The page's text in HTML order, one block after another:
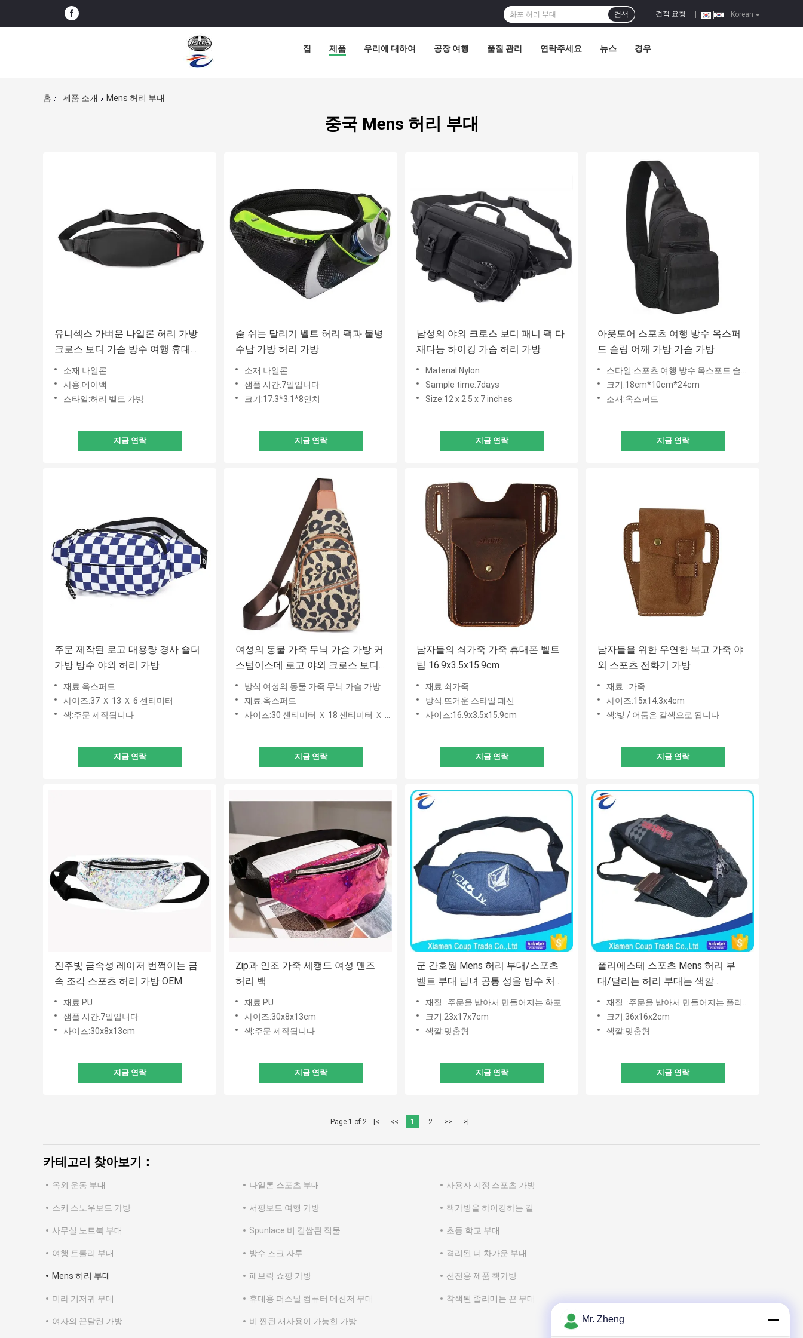
Korean
견적 요청
검색
집 제품 우리에 대하여 공장 여행 품질 관리 연락주세요 뉴스 경우
홈 제품 소개 Mens 허리 부대
중국 Mens 허리 부대
유니섹스 가벼운 나일론 허리 가방
크로스 보디 가슴 방수 여행 휴대용
패니 팩
소재:나일론
사용:데이백
스타일:허리 벨트 가방
지금 연락
숨 쉬는 달리기 벨트 허리 팩과 물병
수납 가방 허리 가방
소재:나일론
샘플 시간:7일입니다
크기:17.3*3.1*8인치
지금 연락
남성의 야외 크로스 보디 패니 팩 다
재다능 하이킹 가슴 허리 가방
Material:Nylon
Sample time:7days
Size:12 x 2.5 x 7 inches
지금 연락
아웃도어 스포츠 여행 방수 옥스퍼
드 슬링 어깨 가방 가슴 가방
스타일:스포츠 여행 방수 옥스포드 슬링 숄더백 가슴백
크기:18cm*10cm*24cm
소재:옥스퍼드
지금 연락
주문 제작된 로고 대용량 경사 숄더
가방 방수 야외 허리 가방
재료:옥스퍼드
사이즈:37 Ｘ 13 Ｘ 6 센티미터
색:주문 제작됩니다
지금 연락
여성의 동물 가죽 무늬 가슴 가방 커
스텀이스데 로고 야외 크로스 보디
가방
방식:여성의 동물 가죽 무늬 가슴 가방
재료:옥스퍼드
사이즈:30 센티미터 Ｘ 18 센티미터 Ｘ 7 센티미터
지금 연락
남자들의 쇠가죽 가죽 휴대폰 벨트
팁 16.9x3.5x15.9cm
재료:쇠가죽
방식:뜨거운 스타일 패션
사이즈:16.9x3.5x15.9cm
지금 연락
남자들을 위한 우연한 복고 가죽 야
외 스포츠 전화기 가방
재료 ::가죽
사이즈:15x14.3x4cm
색:빛 / 어둠은 갈색으로 됩니다
지금 연락
진주빛 금속성 레이저 번쩍이는 금
속 조각 스포츠 허리 가방 OEM
재료:PU
샘플 시간:7일입니다
사이즈:30x8x13cm
지금 연락
Zip과 인조 가죽 세캥드 여성 맨즈
허리 백
재료:PU
사이즈:30x8x13cm
색:주문 제작됩니다
지금 연락
군 간호원 Mens 허리 부대/스포츠
벨트 부대 남녀 공통 성을 방수 처리
하십시오
재질 ::주문을 받아서 만들어지는 화포
크기:23x17x7cm
색깔:맞춤형
지금 연락
폴리에스테 스포츠 Mens 허리 부
대/달리는 허리 부대는 색깔
36x16x2 Cm 크기를 주문을 받아서
만들었습니다
재질 ::주문을 받아서 만들어지는 폴리에스테
크기:36x16x2cm
색깔:맞춤형
지금 연락
Page 1 of 2 |< << 1 2 >> >|
카테고리 찾아보기：
옥외 운동 부대 나일론 스포츠 부대 사용자 지정 스포츠 가방
스키 스노우보드 가방 서핑보드 여행 가방 책가방을 하이킹하는 길
사무실 노트북 부대 Spunlace 비 길쌈된 직물 초등 학교 부대
여행 트롤리 부대 방수 즈크 자루 격리된 더 차가운 부대
Mens 허리 부대 패브릭 쇼핑 가방 선전용 제품 책가방
미라 기저귀 부대 휴대용 퍼스널 컴퓨터 메신저 부대 착색된 졸라매는 끈 부대
여자의 끈달린 가방 비 짠된 재사용이 가능한 가방 Mr. Zheng